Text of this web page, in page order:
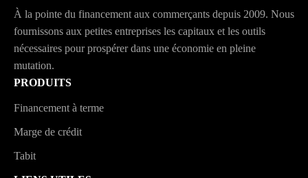
À la pointe du financement aux commerçants depuis 2009. Nous
fournissons aux petites entreprises les capitaux et les outils
nécessaires pour prospérer dans une économie en pleine
mutation.
PRODUITS
Financement à terme
Marge de crédit
Tabit